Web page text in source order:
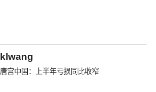
klwang
唐宫中国：上半年亏损同比收窄